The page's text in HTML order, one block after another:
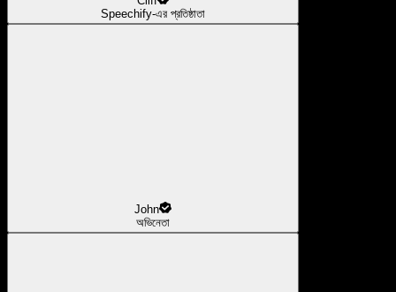
Speechify-এর প্রতিষ্ঠাতা
John
অভিনেতা